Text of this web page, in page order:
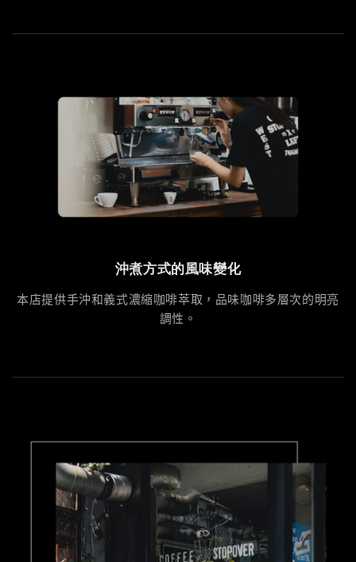
沖煮方式的風味變化
本店提供手沖和義式濃縮咖啡萃取，品味咖啡多層次的明亮
調性。